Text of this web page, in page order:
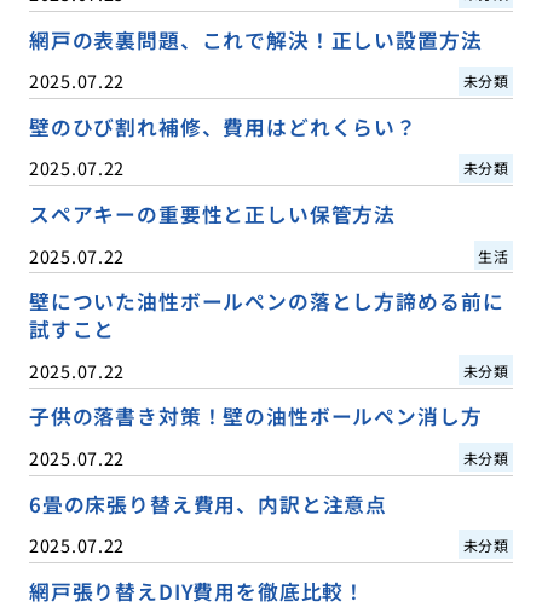
網戸の表裏問題、これで解決！正しい設置方法
2025.07.22 未分類
壁のひび割れ補修、費用はどれくらい？
2025.07.22 未分類
スペアキーの重要性と正しい保管方法
2025.07.22 生活
壁についた油性ボールペンの落とし方諦める前に
試すこと
2025.07.22 未分類
子供の落書き対策！壁の油性ボールペン消し方
2025.07.22 未分類
6畳の床張り替え費用、内訳と注意点
2025.07.22 未分類
網戸張り替えDIY費用を徹底比較！